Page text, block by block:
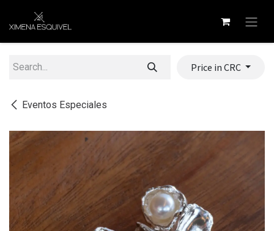
Eventos Especiales
Price in CRC